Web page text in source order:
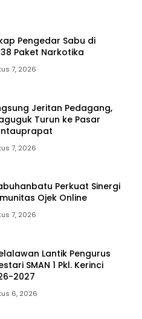
Pengedar Sabu di
Paket Narkotika
7, 2026
Jeritan Pedagang,
Turun ke Pasar
7, 2026
Perkuat Sinergi
Ojek Online
7, 2026
Lantik Pengurus
SMAN 1 Pkl. Kerinci
2027
6, 2026